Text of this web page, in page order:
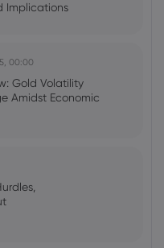
Implications
00:00
Gold Volatility
Amidst Economic